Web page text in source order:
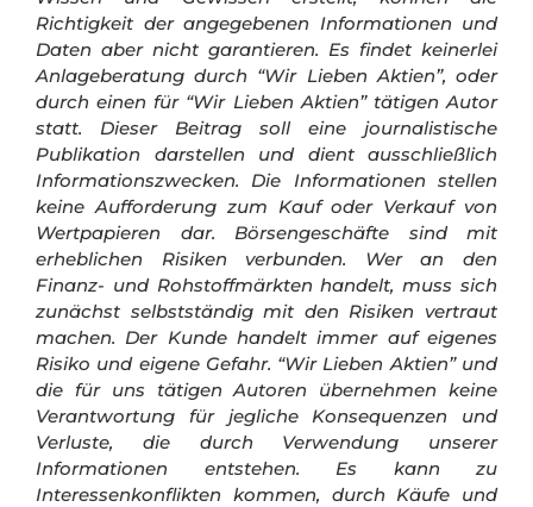
Richtigkeit der angegebenen Informationen und
Daten aber nicht garantieren. Es findet keinerlei
Anlageberatung durch “Wir Lieben Aktien”, oder
durch einen für “Wir Lieben Aktien” tätigen Autor
statt. Dieser Beitrag soll eine journalistische
Publikation darstellen und dient ausschließlich
Informationszwecken. Die Informationen stellen
keine Aufforderung zum Kauf oder Verkauf von
Wertpapieren dar. Börsengeschäfte sind mit
erheblichen Risiken verbunden. Wer an den
Finanz- und Rohstoffmärkten handelt, muss sich
zunächst selbstständig mit den Risiken vertraut
machen. Der Kunde handelt immer auf eigenes
Risiko und eigene Gefahr. “Wir Lieben Aktien” und
die für uns tätigen Autoren übernehmen keine
Verantwortung für jegliche Konsequenzen und
Verluste, die durch Verwendung unserer
Informationen entstehen. Es kann zu
Interessenkonflikten kommen, durch Käufe und